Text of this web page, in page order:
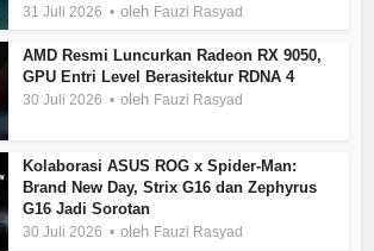
31 Juli 2026 oleh Fauzi Rasyad
AMD Resmi Luncurkan Radeon RX 9050,
GPU Entri Level Berasitektur RDNA 4
30 Juli 2026 oleh Fauzi Rasyad
Kolaborasi ASUS ROG x Spider-Man:
Brand New Day, Strix G16 dan Zephyrus
G16 Jadi Sorotan
30 Juli 2026 oleh Fauzi Rasyad